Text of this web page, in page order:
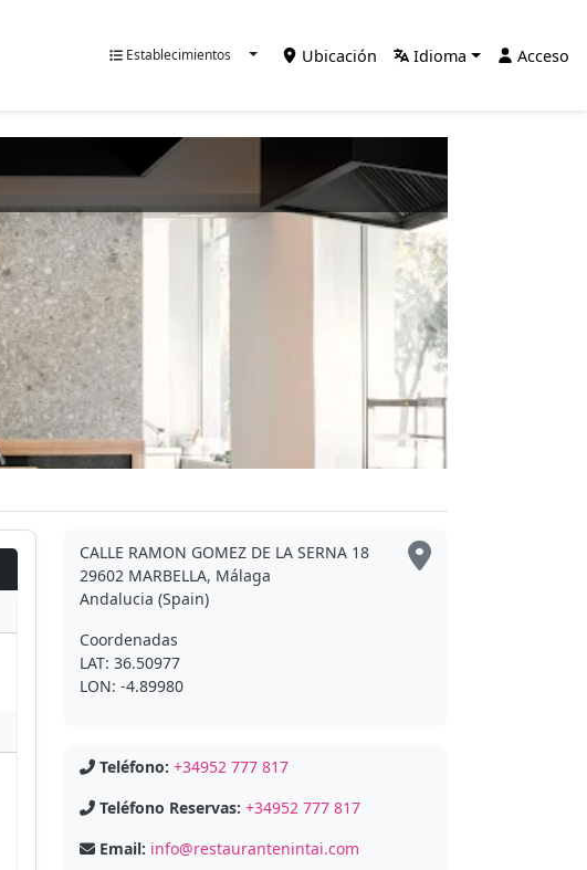
Establecimientos Ubicación Idioma Acceso
CALLE RAMON GOMEZ DE LA SERNA 18
29602 MARBELLA, Málaga
Andalucia (Spain)
Coordenadas
LAT: 36.50977
LON: -4.89980
Teléfono: +34952 777 817
Teléfono Reservas: +34952 777 817
Email: info@restaurantenintai.com